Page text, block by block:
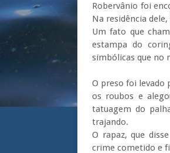
Robervânio foi
Na residência
Um fato que
estampa do
simbólicas que no
O preso foi levado
os roubos e
tatuagem do
trajando.
O rapaz, que
crime cometido e